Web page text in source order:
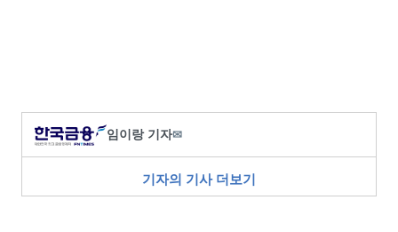
임이랑 기자✉
기자의 기사 더보기